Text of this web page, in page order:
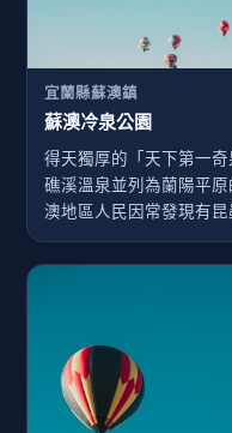
宜蘭縣蘇澳鎮
蘇澳冷泉公園
得天獨厚的「天下第一
礁溪溫泉並列為蘭陽平
澳地區人民因常發現有
毒而不敢靠近。日治時
南澳探險時，於途中往
蘇澳鎮定居，並著手研
有毒性，還具有特殊的
傲之處。據傳經常浸泡
中的天然美容聖品，並